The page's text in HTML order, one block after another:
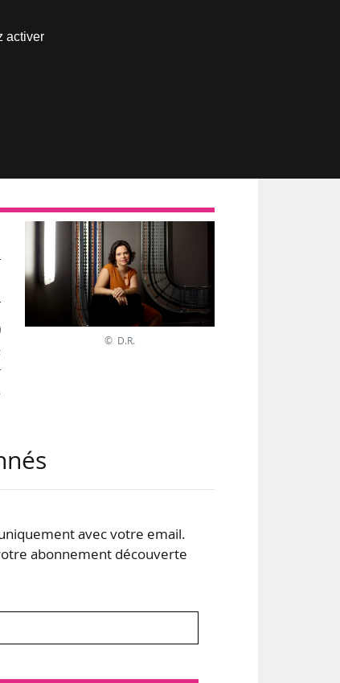
© D.R.
avec votre email.
abonnement découverte
activer